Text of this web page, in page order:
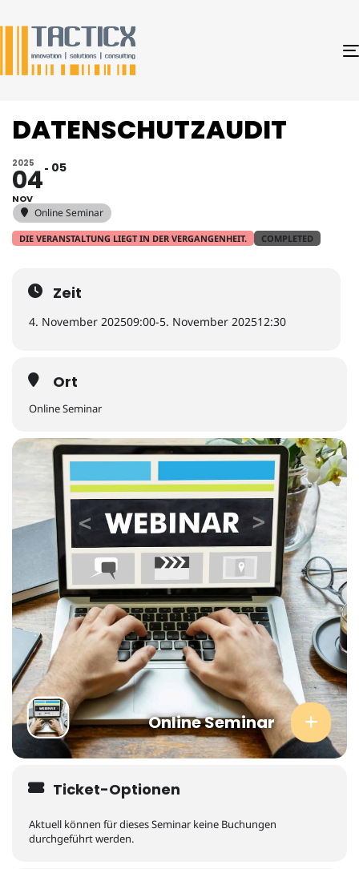
DATENSCHUTZAUDIT
2025
04
NOV
05
Online Seminar
DIE VERANSTALTUNG LIEGT IN DER VERGANGENHEIT. COMPLETED
Zeit
4. November 202509:00-5. November 202512:30
Ort
Online Seminar
Online Seminar
Ticket-Optionen
Aktuell können für dieses Seminar keine Buchungen
durchgeführt werden.